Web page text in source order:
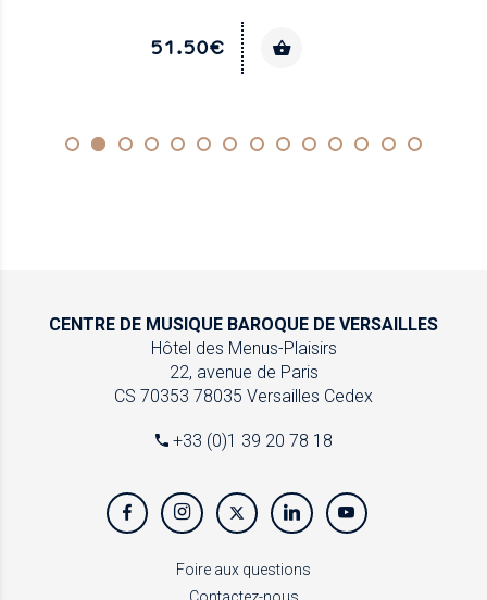
51.50€
CENTRE DE MUSIQUE BAROQUE DE VERSAILLES
Hôtel des Menus-Plaisirs
22, avenue de Paris
CS 70353 78035 Versailles Cedex
+33 (0)1 39 20 78 18
Foire aux questions